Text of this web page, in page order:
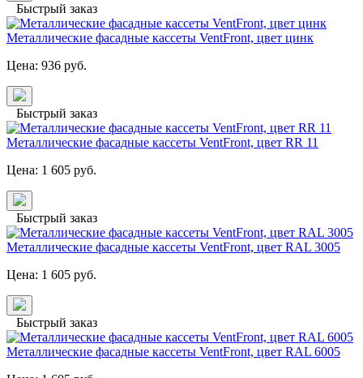
Быстрый заказ
Металлические фасадные кассеты VentFront, цвет цинк
Цена: 936 руб.
Быстрый заказ
Металлические фасадные кассеты VentFront, цвет RR 11
Цена: 1 605 руб.
Быстрый заказ
Металлические фасадные кассеты VentFront, цвет RAL 3005
Цена: 1 605 руб.
Быстрый заказ
Металлические фасадные кассеты VentFront, цвет RAL 6005